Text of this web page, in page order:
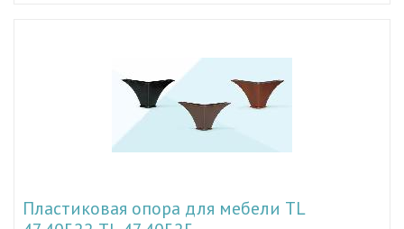
Пластиковая опора для мебели TL